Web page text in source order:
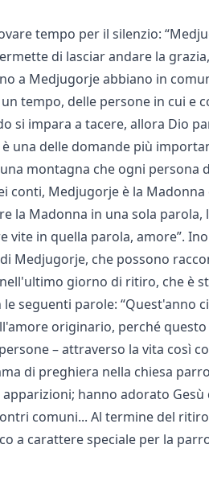
tempo per il silenzio:
di lasciar andare la
a Medjugorje abbiano in
tempo, delle persone in cui e
si impara a tacere, allora Dio
una delle domande più
montagna che ogni
conti, Medjugorje è la
la Madonna in una sola
vite in quella parola, amore”.
Medjugorje, che possono
giorno di ritiro, che è
seguenti parole:
originario, perché
– attraverso la vita così
di preghiera nella chiesa
apparizioni; hanno adorato
comuni... Al termine del
a carattere speciale per la